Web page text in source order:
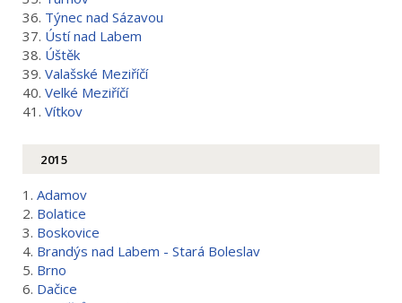
36. Týnec nad Sázavou
37. Ústí nad Labem
38. Úštěk
39. Valašské Meziříčí
40. Velké Meziříčí
41. Vítkov
2015
1. Adamov
2. Bolatice
3. Boskovice
4. Brandýs nad Labem - Stará Boleslav
5. Brno
6. Dačice